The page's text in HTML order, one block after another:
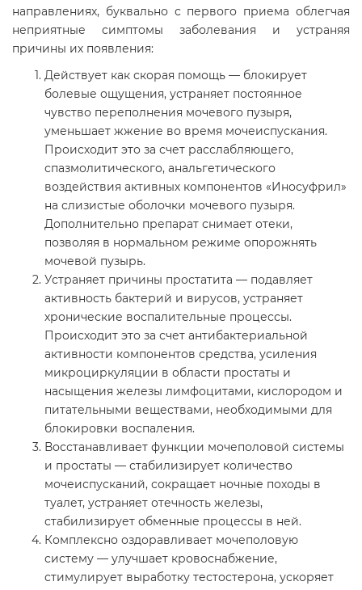
направлениях, буквально с первого приема облегчая
неприятные симптомы заболевания и устраняя
причины их появления:
Действует как скорая помощь — блокирует
болевые ощущения, устраняет постоянное
чувство переполнения мочевого пузыря,
уменьшает жжение во время мочеиспускания.
Происходит это за счет расслабляющего,
спазмолитического, анальгетического
воздействия активных компонентов «Иносуфрил»
на слизистые оболочки мочевого пузыря.
Дополнительно препарат снимает отеки,
позволяя в нормальном режиме опорожнять
мочевой пузырь.
Устраняет причины простатита — подавляет
активность бактерий и вирусов, устраняет
хронические воспалительные процессы.
Происходит это за счет антибактериальной
активности компонентов средства, усиления
микроциркуляции в области простаты и
насыщения железы лимфоцитами, кислородом и
питательными веществами, необходимыми для
блокировки воспаления.
Восстанавливает функции мочеполовой системы
и простаты — стабилизирует количество
мочеиспусканий, сокращает ночные походы в
туалет, устраняет отечность железы,
стабилизирует обменные процессы в ней.
Комплексно оздоравливает мочеполовую
систему — улучшает кровоснабжение,
стимулирует выработку тестостерона, ускоряет